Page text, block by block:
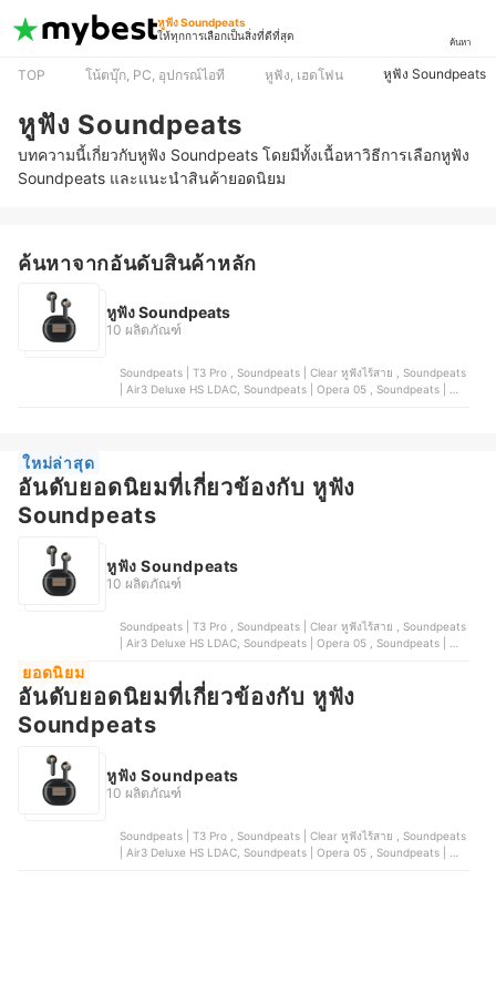
หูฟัง Soundpeats
ให้ทุกการเลือกเป็นสิ่งที่ดีที่สุด
ค้นหา
TOP โน้ตบุ๊ก, PC, อุปกรณ์ไอที หูฟัง, เฮดโฟน หูฟัง Soundpeats
หูฟัง Soundpeats
บทความนี้เกี่ยวกับหูฟัง Soundpeats โดยมีทั้งเนื้อหาวิธีการเลือกหูฟัง
Soundpeats และแนะนำสินค้ายอดนิยม
ค้นหาจากอันดับสินค้าหลัก
หูฟัง Soundpeats
10 ผลิตภัณฑ์
Soundpeats | T3 Pro , Soundpeats | Clear หูฟังไร้สาย , Soundpeats
| Air3 Deluxe HS LDAC, Soundpeats | Opera 05 , Soundpeats | หู
ใหม่ล่าสุด
อันดับยอดนิยมที่เกี่ยวข้องกับ หูฟัง
Soundpeats
หูฟัง Soundpeats
10 ผลิตภัณฑ์
Soundpeats | T3 Pro , Soundpeats | Clear หูฟังไร้สาย , Soundpeats
| Air3 Deluxe HS LDAC, Soundpeats | Opera 05 , Soundpeats | หู
ยอดนิยม
อันดับยอดนิยมที่เกี่ยวข้องกับ หูฟัง
Soundpeats
หูฟัง Soundpeats
10 ผลิตภัณฑ์
Soundpeats | T3 Pro , Soundpeats | Clear หูฟังไร้สาย , Soundpeats
| Air3 Deluxe HS LDAC, Soundpeats | Opera 05 , Soundpeats | หู